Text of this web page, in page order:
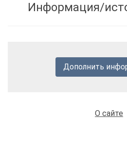
Информация/
Дополнить
О сайте